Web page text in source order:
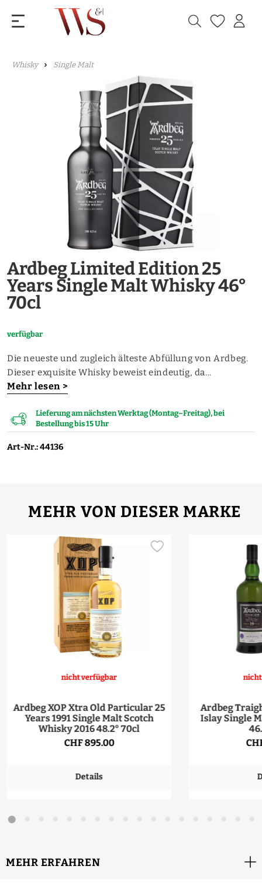
Whisky Single Malt
Ardbeg Limited Edition 25
Years Single Malt Whisky 46°
70cl
verfügbar
Die neueste und zugleich älteste Abfüllung von Ardbeg.
Dieser exquisite Whisky beweist eindeutig, da...
Mehr lesen >
Lieferung am nächsten Werktag (Montag–Freitag), bei
Bestellung bis 15 Uhr
Art-Nr.: 44136
MEHR VON DIESER MARKE
nicht verfügbar
Ardbeg XOP Xtra Old Particular 25
Years 1991 Single Malt Scotch
Whisky 2016 48.2° 70cl
CHF 895.00
Details
Ardbeg
Islay Single
MEHR ERFAHREN